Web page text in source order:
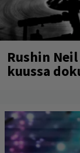
Rushin
kuussa